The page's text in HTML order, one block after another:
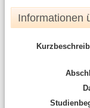
Informationen